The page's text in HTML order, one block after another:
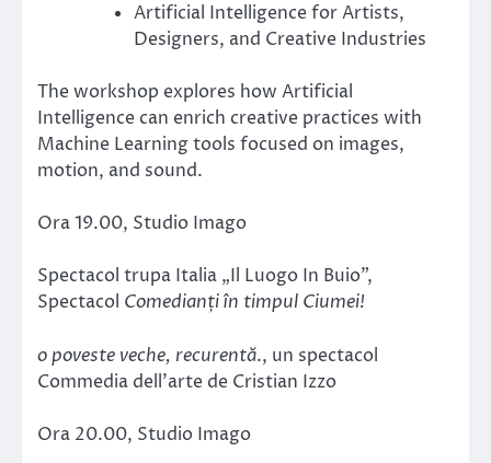
Artificial Intelligence for Artists,
Designers, and Creative Industries
The workshop explores how Artificial
Intelligence can enrich creative practices with
Machine Learning tools focused on images,
motion, and sound.
Ora 19.00, Studio Imago
Spectacol trupa Italia „Il Luogo In Buio”,
Spectacol Comedianți în timpul Ciumei!
o poveste veche, recurentă., un spectacol
Commedia dell’arte de Cristian Izzo
Ora 20.00, Studio Imago